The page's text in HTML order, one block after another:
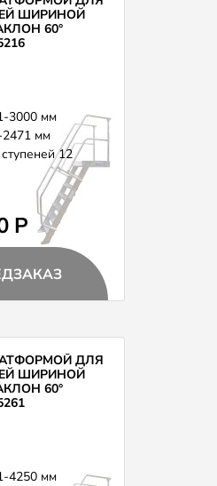
ШИРИНОЙ
60°
3000 мм
мм
12
Р
ДЛЯ
ШИРИНОЙ
60°
4250 мм